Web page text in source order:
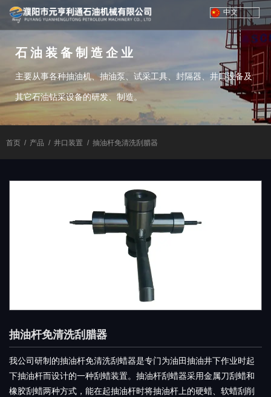
中文
石油装备制造企业
主要从事各种抽油机、抽油泵、试采工具、封隔器、井口设备及
其它石油钻采设备的研发、制造。
首页 / 产品 / 井口装置 / 抽油杆免清洗刮腊器
抽油杆免清洗刮腊器
我公司研制的抽油杆免清洗刮蜡器是专门为油田抽油井下作业时起
下抽油杆而设计的一种刮蜡装置。抽油杆刮蜡器采用金属刀刮蜡和
橡胶刮蜡两种方式，能在起抽油杆时将抽油杆上的硬蜡、软蜡刮削